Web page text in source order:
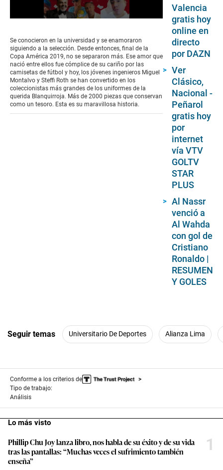
of
26
seconds
Se conocieron en la universidad y se enamoraron
siguiendo a la selección. Desde entonces, final de la
Copa América 2019, no se separaron más. Ese amor que
nació entre ellos fue cómplice de su cariño por las
camisetas de fútbol y hoy, los jóvenes ingenieros Miguel
Montalvo y Steffi Roth se han convertido en los
coleccionistas más grandes de los uniformes de la
querida Blanquirroja. Más de 2000 piezas que conservan
como un tesoro. Esta es su maravillosa historia.
Valencia
gratis hoy
online en
directo
por DAZN
Ver
Clásico,
Nacional -
Peñarol
gratis hoy
por
internet
vía VTV
GOLTV
STAR
PLUS
Al Nassr
venció a
Al Wahda
con gol de
Cristiano
Ronaldo |
RESUMEN
Y GOLES
Seguir temas Universitario De Deportes Alianza Lima
Conforme a los criterios de
Tipo de trabajo:
Análisis
Lo más visto
Phillip Chu Joy lanza libro, nos habla de su éxito y de su vida
tras las pantallas: “Muchas veces el sufrimiento también
enseña”
1